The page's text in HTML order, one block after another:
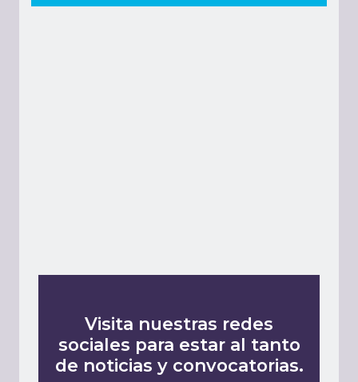
Visita nuestras redes
sociales para estar al tanto
de noticias y convocatorias.